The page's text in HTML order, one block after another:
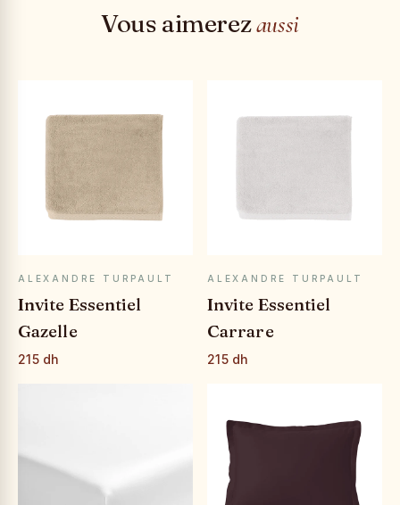
Vous aimerezaussi
APERÇU RAPIDE
ALEXANDRE TURPAULT
Invite Essentiel
Gazelle
215 dh
APERÇU RAPIDE
ALEXANDRE TURPAULT
Invite Essentiel
Carrare
215 dh